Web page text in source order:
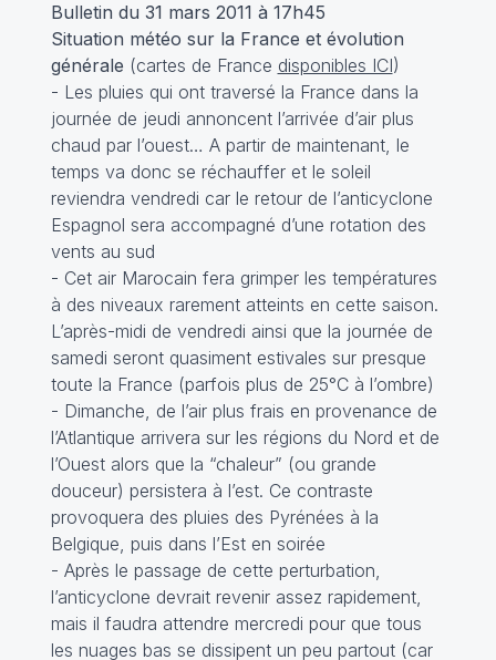
Bulletin du 31 mars 2011 à 17h45
Situation météo sur la France et évolution
générale (cartes de France disponibles ICI)
- Les pluies qui ont traversé la France dans la
journée de jeudi annoncent l’arrivée d’air plus
chaud par l’ouest… A partir de maintenant, le
temps va donc se réchauffer et le soleil
reviendra vendredi car le retour de l’anticyclone
Espagnol sera accompagné d’une rotation des
vents au sud
- Cet air Marocain fera grimper les températures
à des niveaux rarement atteints en cette saison.
L’après-midi de vendredi ainsi que la journée de
samedi seront quasiment estivales sur presque
toute la France (parfois plus de 25°C à l’ombre)
- Dimanche, de l’air plus frais en provenance de
l’Atlantique arrivera sur les régions du Nord et de
l’Ouest alors que la “chaleur” (ou grande
douceur) persistera à l’est. Ce contraste
provoquera des pluies des Pyrénées à la
Belgique, puis dans l’Est en soirée
- Après le passage de cette perturbation,
l’anticyclone devrait revenir assez rapidement,
mais il faudra attendre mercredi pour que tous
les nuages bas se dissipent un peu partout (car